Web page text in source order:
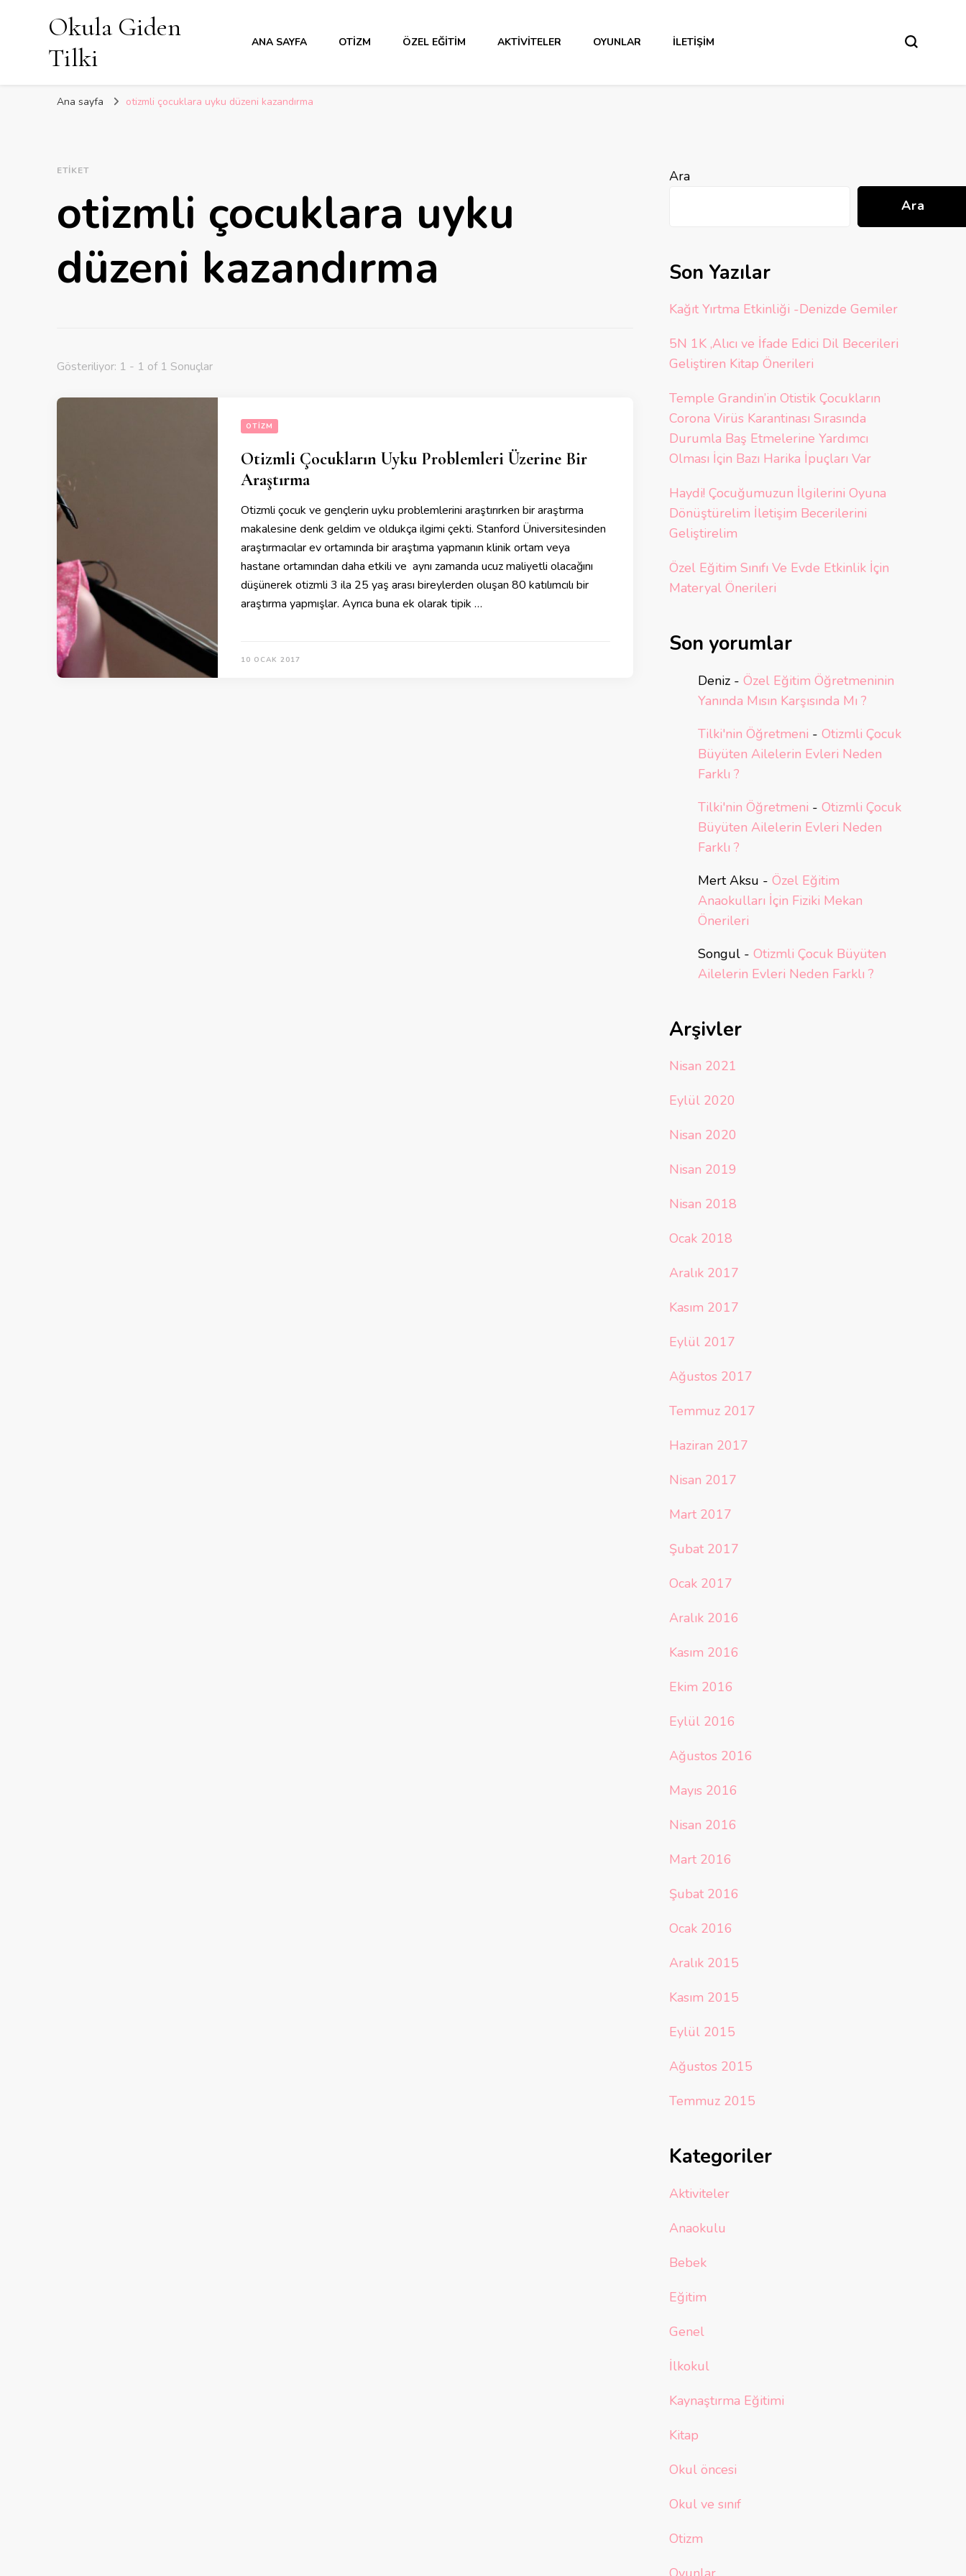
Okula Giden
Tilki
ANA SAYFA OTIZM ÖZEL EĞITIM AKTIVITELER OYUNLAR İLETIŞIM
Ana sayfa otizmli çocuklara uyku düzeni kazandırma
ETIKET
otizmli çocuklara uyku
düzeni kazandırma
Gösteriliyor: 1 - 1 of 1 Sonuçlar
OTIZM
Otizmli Çocukların Uyku Problemleri Üzerine Bir
Araştırma
Otizmli çocuk ve gençlerin uyku problemlerini araştırırken bir araştırma
makalesine denk geldim ve oldukça ilgimi çekti. Stanford Üniversitesinden
araştırmacılar ev ortamında bir araştıma yapmanın klinik ortam veya
hastane ortamından daha etkili ve aynı zamanda ucuz maliyetli olacağını
düşünerek otizmli 3 ila 25 yaş arası bireylerden oluşan 80 katılımcılı bir
araştırma yapmışlar. Ayrıca buna ek olarak tipik …
10 OCAK 2017
Ara
Ara
Son Yazılar
Kağıt Yırtma Etkinliği -Denizde Gemiler
5N 1K ,Alıcı ve İfade Edici Dil Becerileri
Geliştiren Kitap Önerileri
Temple Grandin’in Otistik Çocukların
Corona Virüs Karantinası Sırasında
Durumla Baş Etmelerine Yardımcı
Olması İçin Bazı Harika İpuçları Var
Haydi! Çocuğumuzun İlgilerini Oyuna
Dönüştürelim İletişim Becerilerini
Geliştirelim
Özel Eğitim Sınıfı Ve Evde Etkinlik İçin
Materyal Önerileri
Son yorumlar
Deniz- Özel Eğitim Öğretmeninin
Yanında Mısın Karşısında Mı ?
Tilki'nin Öğretmeni - Otizmli Çocuk
Büyüten Ailelerin Evleri Neden
Farklı ?
Tilki'nin Öğretmeni - Otizmli Çocuk
Büyüten Ailelerin Evleri Neden
Farklı ?
Mert Aksu - Özel Eğitim
Anaokulları İçin Fiziki Mekan
Önerileri
Songul- Otizmli Çocuk Büyüten
Ailelerin Evleri Neden Farklı ?
Arşivler
Nisan 2021
Eylül 2020
Nisan 2020
Nisan 2019
Nisan 2018
Ocak 2018
Aralık 2017
Kasım 2017
Eylül 2017
Ağustos 2017
Temmuz 2017
Haziran 2017
Nisan 2017
Mart 2017
Şubat 2017
Ocak 2017
Aralık 2016
Kasım 2016
Ekim 2016
Eylül 2016
Ağustos 2016
Mayıs 2016
Nisan 2016
Mart 2016
Şubat 2016
Ocak 2016
Aralık 2015
Kasım 2015
Eylül 2015
Ağustos 2015
Temmuz 2015
Kategoriler
Aktiviteler
Anaokulu
Bebek
Eğitim
Genel
İlkokul
Kaynaştırma Eğitimi
Kitap
Okul öncesi
Okul ve sınıf
Otizm